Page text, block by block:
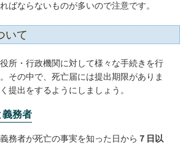
ばならないものが多いので注意です。
いて
所・行政機関に対して様々な手続きを行
その中で、死亡届には提出期限がありま
提出をするようにしましょう。
義務者
務者が死亡の事実を知った日から ７日以